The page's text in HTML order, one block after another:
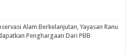
Alam Berkelanjutan, Yayasan Ranu
Penghargaan Dari PBB